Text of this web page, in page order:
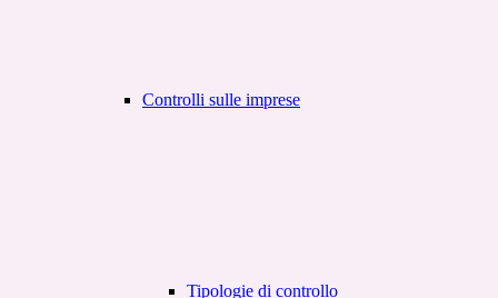
Controlli sulle imprese
Tipologie di controllo